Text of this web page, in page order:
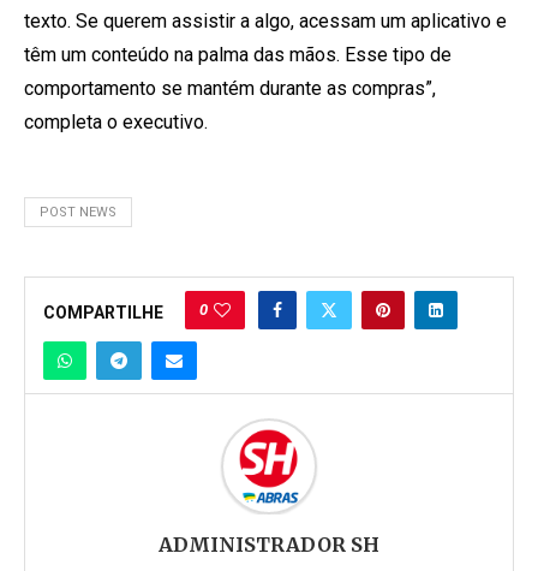
texto. Se querem assistir a algo, acessam um aplicativo e
têm um conteúdo na palma das mãos. Esse tipo de
comportamento se mantém durante as compras”,
completa o executivo.
POST NEWS
COMPARTILHE 0
ADMINISTRADOR SH